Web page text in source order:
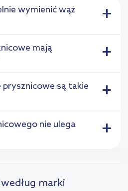
wymienić wąż
+
mają
+
są takie
+
nie ulega
+
marki